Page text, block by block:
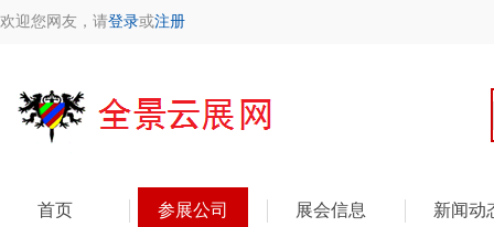
欢迎您网友，请登录或注册
首页 参展公司 展会信息 新闻动